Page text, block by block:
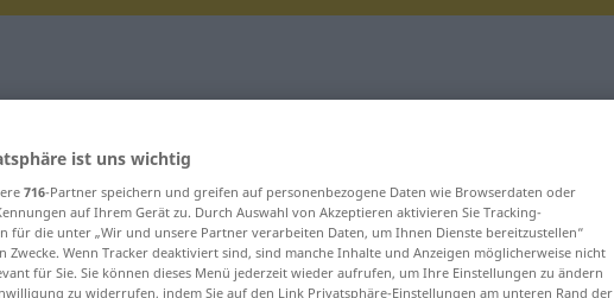
für "squilibrio"
ist uns wichtig
716-Partner speichern und greifen auf personenbezogene Daten wie Browserdaten oder
auf Ihrem Gerät zu. Durch Auswahl von Akzeptieren aktivieren Sie Tracking-
für die unter „Wir und unsere Partner verarbeiten Daten, um Ihnen Dienste bereitzustellen“
Zwecke. Wenn Tracker deaktiviert sind, sind manche Inhalte und Anzeigen möglicherweise nicht
für Sie. Sie können dieses Menü jederzeit wieder aufrufen, um Ihre Einstellungen zu ändern
zu widerrufen, indem Sie auf den Link Privatsphäre-Einstellungen am unteren Rand der